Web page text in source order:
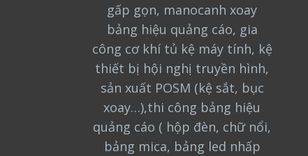
gấp gọn, manocanh xoay
bảng hiệu quảng cáo, gia
công cơ khí tủ kệ máy tính, kệ
thiết bị hội nghị truyền hình,
sản xuất POSM (kệ sắt, bục
xoay…),thi công bảng hiệu
quảng cáo ( hộp đèn, chữ nổi,
bảng mica, bảng led nhấp